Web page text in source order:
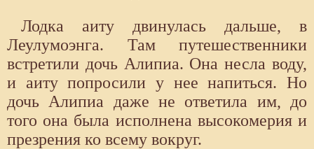
Лодка аиту двинулась дальше, в
Леулумоэнга. Там путешественники
встретили дочь Алипиа. Она несла воду,
и аиту попросили у нее напиться. Но
дочь Алипиа даже не ответила им, до
того она была исполнена высокомерия и
презрения ко всему вокруг.